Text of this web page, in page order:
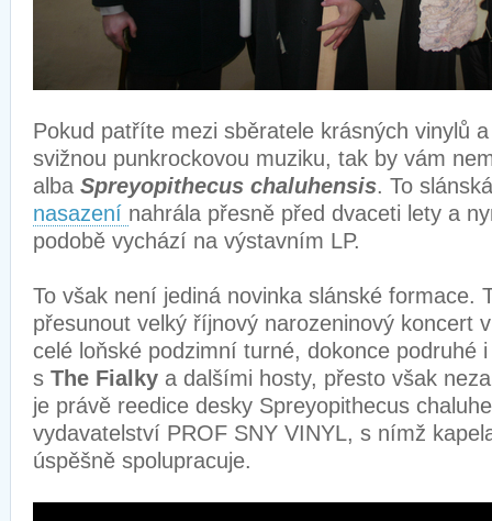
Pokud patříte mezi sběratele krásných vinylů
svižnou punkrockovou muziku, tak by vám
alba Spreyopithecus chaluhensis. To
nasazení nahrála přesně před dvaceti lety a
podobě vychází na výstavním LP.
To však není jediná novinka slánské formace.
přesunout velký říjnový narozeninový koncert
celé loňské podzimní turné, dokonce podruhé
s The Fialky a dalšími hosty, přesto však
je právě reedice desky Spreyopithecus
vydavatelství PROF SNY VINYL, s nímž
úspěšně spolupracuje.